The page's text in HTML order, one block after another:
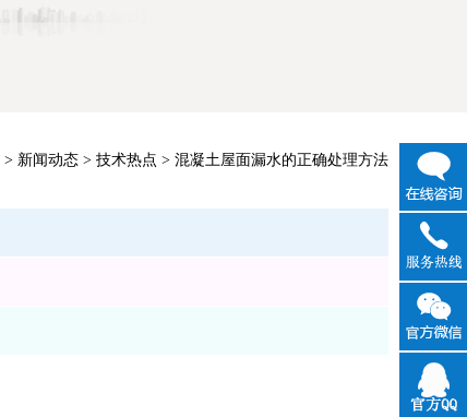
> 新闻动态 > 技术热点 > 混凝土屋面漏水的正确处理方法
在线咨
询